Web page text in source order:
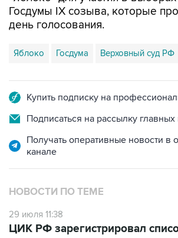
Яблоко Госдума Верховный суд РФ
Подписаться на рассылку главных
Получать оперативные новости в
НОВОСТИ ПО ТЕМЕ
29 июля 11:38
для участия в выборах